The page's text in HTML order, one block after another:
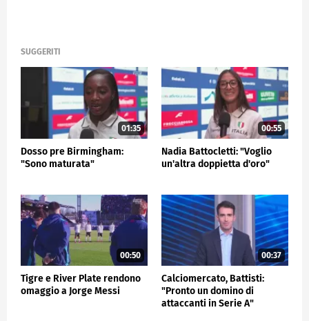
SUGGERITI
01:35
Dosso pre Birmingham:
"Sono maturata"
00:55
Nadia Battocletti: "Voglio
un'altra doppietta d'oro"
00:50
Tigre e River Plate rendono
omaggio a Jorge Messi
00:37
Calciomercato, Battisti:
"Pronto un domino di
attaccanti in Serie A"